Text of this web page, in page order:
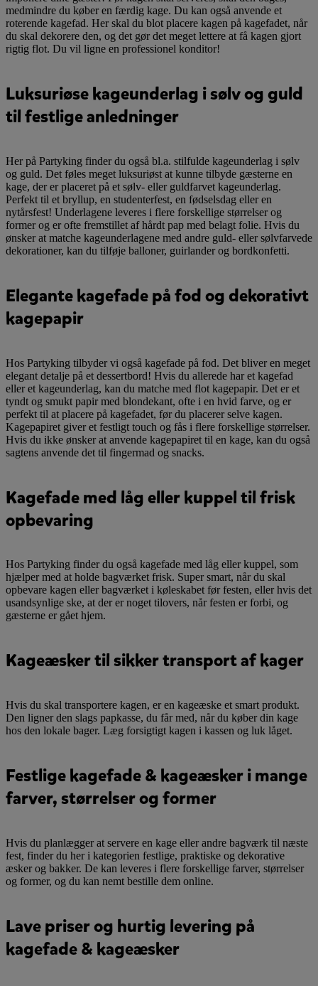
medmindre du køber en færdig kage. Du kan også anvende et
roterende kagefad. Her skal du blot placere kagen på kagefadet, når
du skal dekorere den, og det gør det meget lettere at få kagen gjort
rigtig flot. Du vil ligne en professionel konditor!
Luksuriøse kageunderlag i sølv og guld
til festlige anledninger
Her på Partyking finder du også bl.a. stilfulde kageunderlag i sølv
og guld. Det føles meget luksuriøst at kunne tilbyde gæsterne en
kage, der er placeret på et sølv- eller guldfarvet kageunderlag.
Perfekt til et bryllup, en studenterfest, en fødselsdag eller en
nytårsfest! Underlagene leveres i flere forskellige størrelser og
former og er ofte fremstillet af hårdt pap med belagt folie. Hvis du
ønsker at matche kageunderlagene med andre guld- eller sølvfarvede
dekorationer, kan du tilføje balloner, guirlander og bordkonfetti.
Elegante kagefade på fod og dekorativt
kagepapir
Hos Partyking tilbyder vi også kagefade på fod. Det bliver en meget
elegant detalje på et dessertbord! Hvis du allerede har et kagefad
eller et kageunderlag, kan du matche med flot kagepapir. Det er et
tyndt og smukt papir med blondekant, ofte i en hvid farve, og er
perfekt til at placere på kagefadet, før du placerer selve kagen.
Kagepapiret giver et festligt touch og fås i flere forskellige størrelser.
Hvis du ikke ønsker at anvende kagepapiret til en kage, kan du også
sagtens anvende det til fingermad og snacks.
Kagefade med låg eller kuppel til frisk
opbevaring
Hos Partyking finder du også kagefade med låg eller kuppel, som
hjælper med at holde bagværket frisk. Super smart, når du skal
opbevare kagen eller bagværket i køleskabet før festen, eller hvis det
usandsynlige ske, at der er noget tilovers, når festen er forbi, og
gæsterne er gået hjem.
Kageæsker til sikker transport af kager
Hvis du skal transportere kagen, er en kageæske et smart produkt.
Den ligner den slags papkasse, du får med, når du køber din kage
hos den lokale bager. Læg forsigtigt kagen i kassen og luk låget.
Festlige kagefade & kageæsker i mange
farver, størrelser og former
Hvis du planlægger at servere en kage eller andre bagværk til næste
fest, finder du her i kategorien festlige, praktiske og dekorative
æsker og bakker. De kan leveres i flere forskellige farver, størrelser
og former, og du kan nemt bestille dem online.
Lave priser og hurtig levering på
kagefade & kageæsker